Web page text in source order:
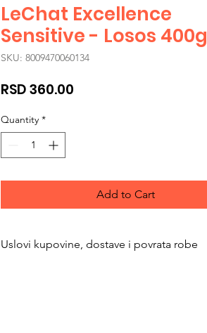
LeChat Excellence
Sensitive - Losos 400g
SKU: 8009470060134
RSD 360.00
Quantity *
Add to Cart
Uslovi kupovine, dostave i povrata robe